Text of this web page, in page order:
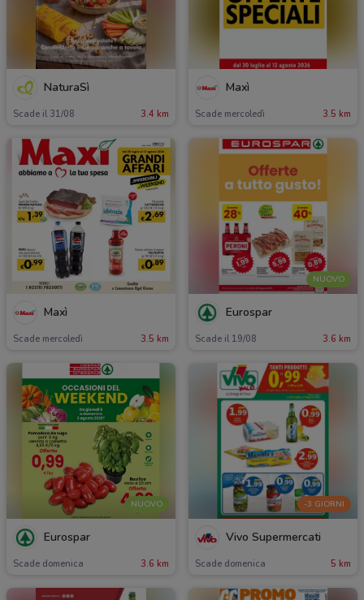
NaturaSì
Scade il 31/08 3.4 km
Maxì
Scade mercoledì 3.5 km
Maxì
Scade mercoledì 3.5 km
NUOVO
Eurospar
Scade il 19/08 3.6 km
NUOVO
Eurospar
Scade domenica 3.6 km
-3 GIORNI
Vivo Supermercati
Scade domenica 5 km